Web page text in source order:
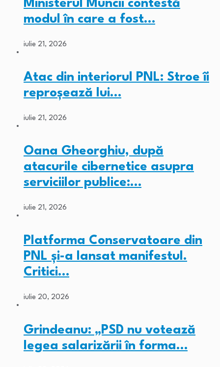
Ministerul Muncii contestă
modul în care a fost…
iulie 21, 2026
Atac din interiorul PNL: Stroe îi
reproșează lui…
iulie 21, 2026
Oana Gheorghiu, după
atacurile cibernetice asupra
serviciilor publice:…
iulie 21, 2026
Platforma Conservatoare din
PNL și-a lansat manifestul.
Critici…
iulie 20, 2026
Grindeanu: „PSD nu votează
legea salarizării în forma…